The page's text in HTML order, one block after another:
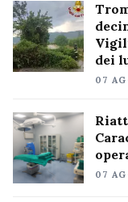
dei
07
07